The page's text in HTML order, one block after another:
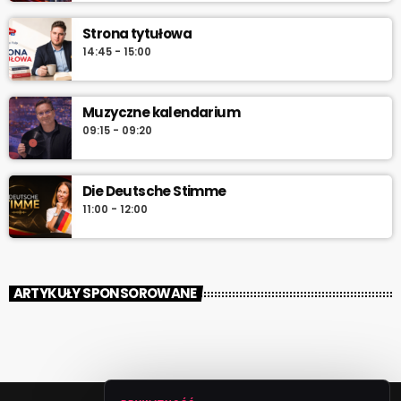
Strona tytułowa
14:45 - 15:00
Muzyczne kalendarium
09:15 - 09:20
Die Deutsche Stimme
11:00 - 12:00
ARTYKUŁY SPONSOROWANE